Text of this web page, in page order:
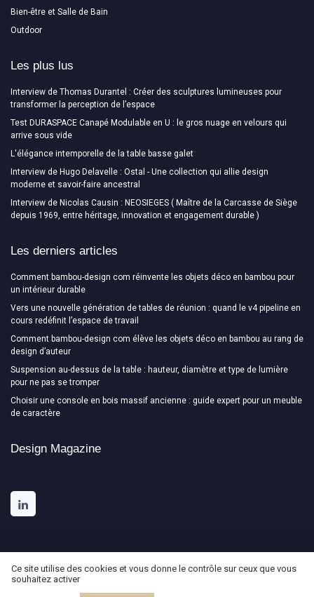
Bien-être et Salle de Bain
Outdoor
Les plus lus
Interview de Thomas Durantel : Créer des sculptures lumineuses pour
transformer la perception de l’espace
Test DURASPACE Canapé Modulable en U : le gros nuage en velours qui
arrive sous vide
L'élégance intemporelle de la table basse galet
Interview de Hugo Delavelle : Ostal - Une collection qui allie design
moderne et savoir-faire ancestral
Interview de Nicolas Causin : NEOSIEGES ( Maître de la Carcasse de Siège
depuis 1969, entre héritage, innovation et engagement durable )
Les derniers articles
Comment bambou-design com réinvente les objets déco en bambou pour
un intérieur durable
Vers une nouvelle génération de tables de réunion : quand le v4 pipeline en
cours redéfinit l’espace de travail
Comment bambou-design com élève les objets déco en bambou au rang de
design d’auteur
Suspension au-dessus de la table : hauteur, diamètre et type de lumière
pour ne pas se tromper
Choisir une console en bois massif ancienne : guide expert pour un meuble
de caractère
Design Magazine
Mentions légales
Ce site utilise des cookies et vous donne le contrôle sur ceux que vous
souhaitez activer